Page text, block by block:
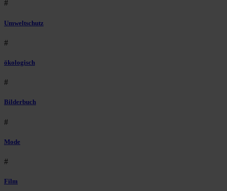
#
Umweltschutz
#
ökologisch
#
Bilderbuch
#
Mode
#
Film